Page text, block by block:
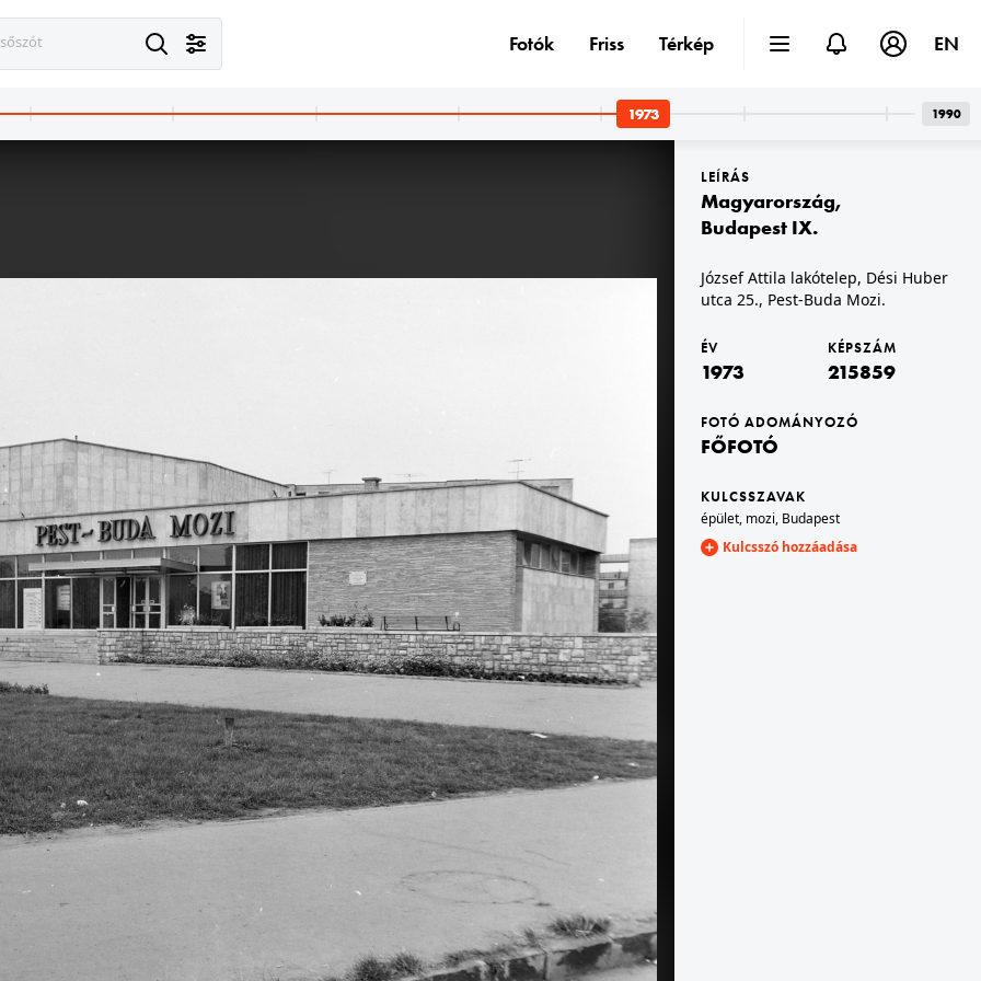
I.
tér - Székely utca sarok.
1973 · Budapest VII.
Rákóczi út 36., a Lottó Áruház kirakata.
1973 · Budapest V.
pesti alsó rakpart, háttérben jobbra a Széchenyi Lánchíd. Balról: Bakos Ilona, Saáry Éva manökenek.
1973 · Budapest V.
Hugo utca sarkán.
1973 · Budapest XIII.
Hegedűs Gyula utca, szemben a 49 / 51. számú ház a Victor Hugo utca sarkán.
1973 · Budapest V.
Eötvös tér, háttérben az Apáczai Csere János utca. Elől Bakos Ilona, mögötte balra Saáry Éva manöken.
LEÍRÁS
Magyarország,
Budapest IX.
József Attila lakótelep, Dési Huber
utca 25., Pest-Buda Mozi.
ÉV
1973
KÉPSZÁM
215859
FOTÓ ADOMÁNYOZÓ
FŐFOTÓ
KULCSSZAVAK
épület, mozi, Budapest
Kulcsszó hozzáadása
Fotók Friss Térkép EN
1990
1973